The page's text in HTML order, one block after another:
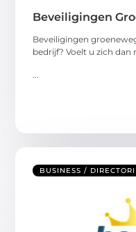
Beveiligingen
Beveiligingen
bedrijf? Voelt u zich dan
BUSINESS /